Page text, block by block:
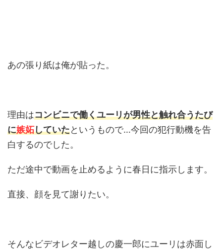
あの張り紙は俺が貼った。
理由はコンビニで働くユーリが男性と触れ合うたび
に嫉妬していたというもので…今回の犯行動機を告
白するのでした。
ただ途中で動画を止めるように春日に指示します。
直接、顔を見て謝りたい。
そんなビデオレター越しの慶一郎にユーリは赤面し